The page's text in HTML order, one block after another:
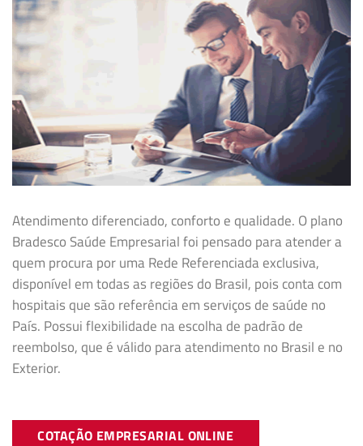
Atendimento diferenciado, conforto e qualidade. O plano
Bradesco Saúde Empresarial foi pensado para atender a
quem procura por uma Rede Referenciada exclusiva,
disponível em todas as regiões do Brasil, pois conta com
hospitais que são referência em serviços de saúde no
País. Possui flexibilidade na escolha de padrão de
reembolso, que é válido para atendimento no Brasil e no
Exterior.
COTAÇÃO EMPRESARIAL ONLINE